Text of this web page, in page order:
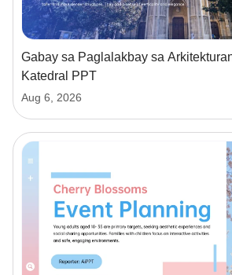
Gabay sa Paglalakbay sa
Katedral PPT
Aug 6, 2026